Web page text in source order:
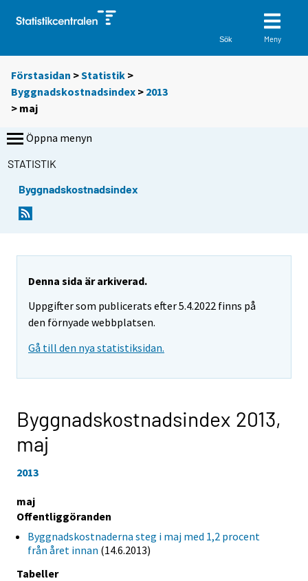
Sök Meny
Förstasidan >Statistik >
Byggnadskostnadsindex > 2013
> maj
Öppna menyn
STATISTIK
Byggnadskostnadsindex
Denna sida är arkiverad.
Uppgifter som publicerats efter 5.4.2022 finns på
den förnyade webbplatsen.
Gå till den nya statistiksidan.
Byggnadskostnadsindex 2013,
maj
2013
maj
Offentliggöranden
Byggnadskostnaderna steg i maj med 1,2 procent
från året innan (14.6.2013)
Tabeller